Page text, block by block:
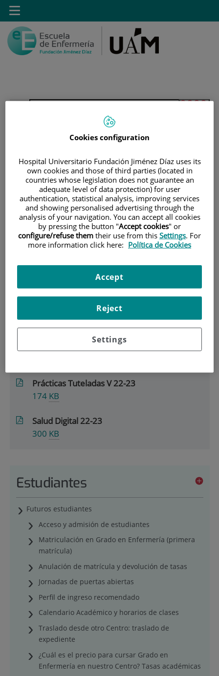
Saltar al contenido
Saltar
Toggle
navigation
|ESTUDIANTES MATRICULADOS EN GRADO EN
ENFERMERÍA
ACCESO A GUIAS DOCENTES
|GUÍAS DOCENTES 2022-2023
|GUÍAS DOCENTES DE 4º CURSO 22-23 (PLAN DE
ESTUDIOS 537)
PRIMER SEMESTRE 22-23 (4º CURSO)
Primer Semestre 22-23
(4º Curso)
Ficheros disponibles
Planes de Emergencia 22-23
Prácticas Tuteladas V 22-23
174 KB
Salud Digital 22-23
300 KB
Estudiantes
Futuros estudiantes
Acceso y admisión de estudiantes
Matriculación en Grado en Enfermería (primera
matrícula)
Anulación de matrícula y devolución de tasas
Jornadas de puertas abiertas
Perfil de ingreso recomendado
Calendario Académico y horarios de clases
Traslado desde otro Centro: traslado de
expediente
¿Cuál es el precio para cursar Grado en
Enfermería en nuestro Centro? Tasas académicas
Cookies configuration
Hospital Universitario Fundación Jiménez Díaz uses its
own cookies and those of third parties (located in
countries whose legislation does not guarantee an
adequate level of data protection) for user
authentication, statistical analysis, improving services
and showing personalised advertising through the
analysis of your navigation. You can accept all cookies
by pressing the button "Accept cookies" or
configure/refuse them their use from this Settings. For
more information click here: Política de Cookies
Settings
Reject
Accept